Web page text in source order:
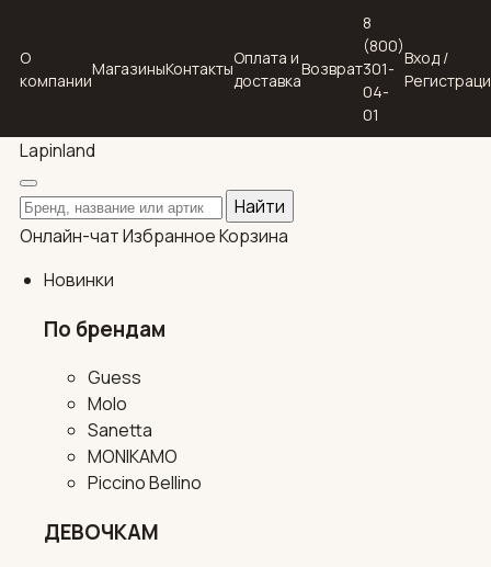
О
компании
МагазиныКонтакты
Оплата и
доставка
Возврат
8
(800)
301-
04-
01
Вход /
Lapinland
Поиск по каталогу
Найти
Онлайн-чатИзбранноеКорзина
Новинки
По брендам
Guess
Molo
Sanetta
MONIKAMO
Piccino Bellino
ДЕВОЧКАМ